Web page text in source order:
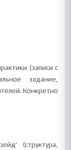
(записи с
задание,
Конкретно
(структура,